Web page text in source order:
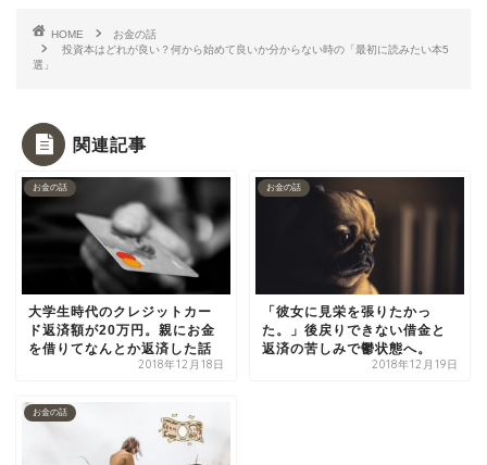
HOME
お金の話
投資本はどれが良い？何から始めて良いか分からない時の「最初に読みたい本5
選」
関連記事
お金の話
大学生時代のクレジットカー
ド返済額が20万円。親にお金
を借りてなんとか返済した話
2018年12月18日
お金の話
「彼女に見栄を張りたかっ
た。」後戻りできない借金と
返済の苦しみで鬱状態へ。
2018年12月19日
お金の話